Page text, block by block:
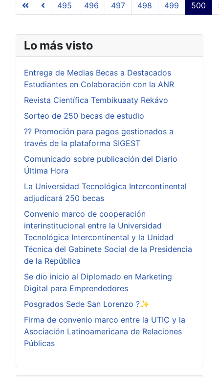
Página 500 de 509
495 496 497 498 499 500
Lo más visto
Entrega de Medias Becas a Destacados
Estudiantes en Colaboración con la ANR
Revista Científica Tembikuaaty Rekávo
Sorteo de 250 becas de estudio
?? Promoción para pagos gestionados a
través de la plataforma SIGEST
Comunicado sobre publicación del Diario
Última Hora
La Universidad Tecnológica Intercontinental
adjudicará 250 becas
Convenio marco de cooperación
interinstitucional entre la Universidad
Tecnológica Intercontinental y la Unidad
Técnica del Gabinete Social de la Presidencia
de la República
Se dio inicio al Diplomado en Marketing
Digital para Emprendedores
Posgrados Sede San Lorenzo ?✨
Firma de convenio marco entre la UTIC y la
Asociación Latinoamericana de Relaciones
Públicas